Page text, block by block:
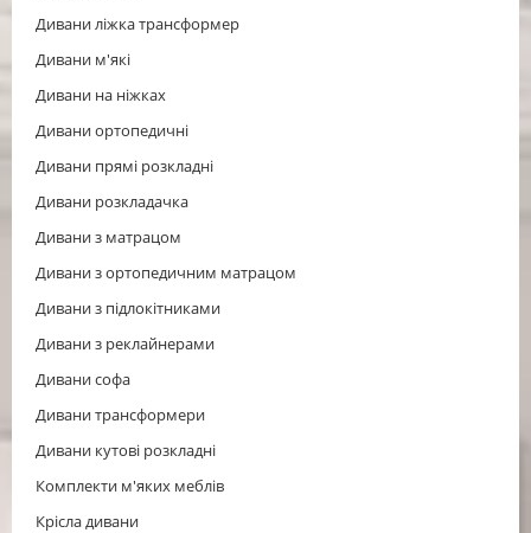
Дивани ліжка трансформер
Дивани м'які
Дивани на ніжках
Дивани ортопедичні
Дивани прямі розкладні
Дивани розкладачка
Дивани з матрацом
Дивани з ортопедичним матрацом
Дивани з підлокітниками
Дивани з реклайнерами
Дивани софа
Дивани трансформери
Дивани кутові розкладні
Комплекти м'яких меблів
Крісла дивани